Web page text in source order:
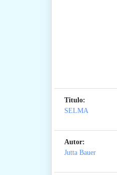
Titulo:
SELMA
Autor:
Jutta Bauer